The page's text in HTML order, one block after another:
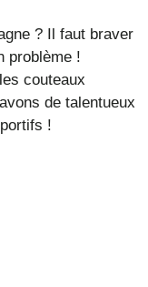
? Il faut braver
problème !
couteaux
de talentueux
!